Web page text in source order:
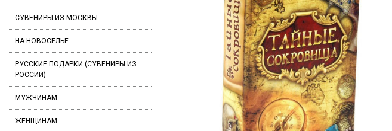
СУВЕНИРЫ ИЗ МОСКВЫ
НА НОВОСЕЛЬЕ
РУССКИЕ ПОДАРКИ (СУВЕНИРЫ ИЗ
РОССИИ)
МУЖЧИНАМ
ЖЕНЩИНАМ